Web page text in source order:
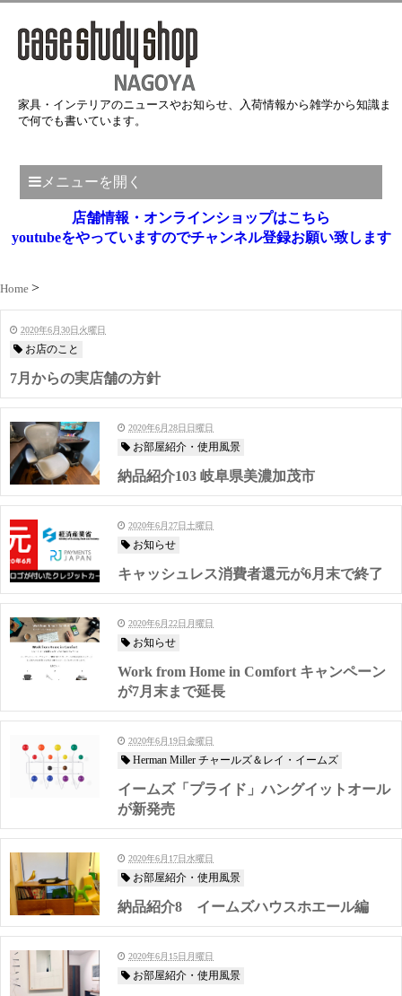
家具・インテリアのニュースやお知らせ、入荷情報から雑学から知識ま
で何でも書いています。
メニューを開く
店舗情報・オンラインショップはこちら
youtubeをやっていますのでチャンネル登録お願い致します
Home
2020年6月30日火曜日
お店のこと
7月からの実店舗の方針
2020年6月28日日曜日
お部屋紹介・使用風景
納品紹介103 岐阜県美濃加茂市
2020年6月27日土曜日
お知らせ
キャッシュレス消費者還元が6月末で終了
2020年6月22日月曜日
お知らせ
Work from Home in Comfort キャンペーン
が7月末まで延長
2020年6月19日金曜日
Herman Miller チャールズ＆レイ・イームズ
イームズ「プライド」ハングイットオール
が新発売
2020年6月17日水曜日
お部屋紹介・使用風景
納品紹介8 イームズハウスホエール編
2020年6月15日月曜日
お部屋紹介・使用風景